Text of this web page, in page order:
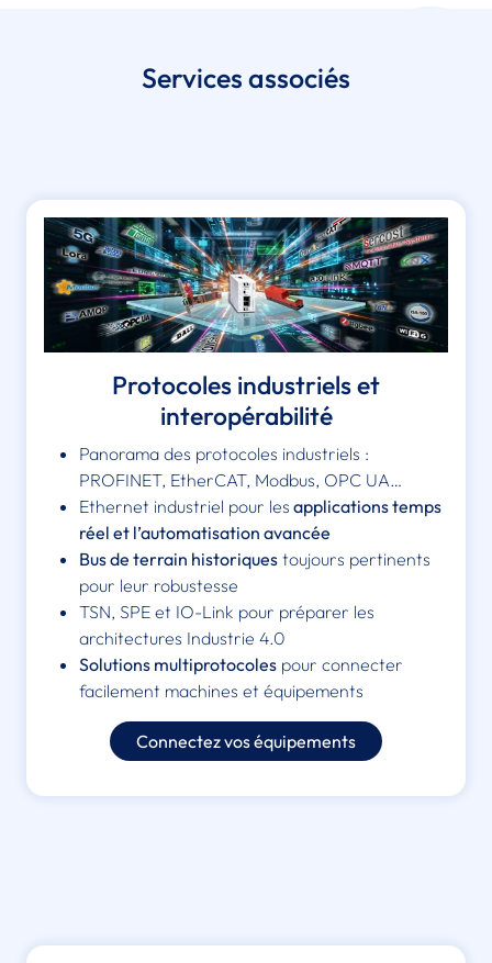
Services associés
Protocoles industriels et
interopérabilité
Panorama des protocoles industriels :
PROFINET, EtherCAT, Modbus, OPC UA…
Ethernet industriel pour les applications temps
réel et l’automatisation avancée
Bus de terrain historiques toujours pertinents
pour leur robustesse
TSN, SPE et IO-Link pour préparer les
architectures Industrie 4.0
Solutions multiprotocoles pour connecter
facilement machines et équipements
Connectez vos équipements